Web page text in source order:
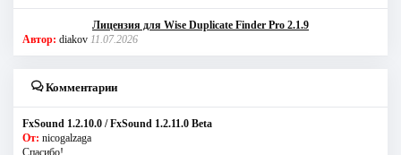
Лицензия для Wise Duplicate Finder Pro 2.1.9
Автор: diakov 11.07.2026
Комментарии
FxSound 1.2.10.0 / FxSound 1.2.11.0 Beta
От: nicogalzaga
Спасибо!